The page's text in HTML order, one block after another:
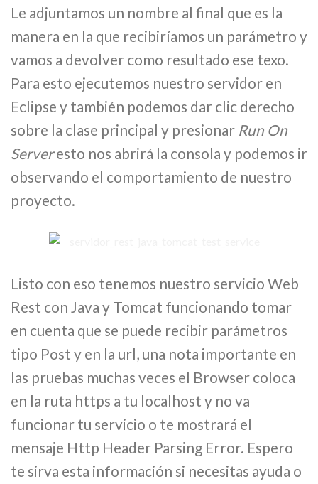
Le adjuntamos un nombre al final que es la
manera en la que recibiríamos un parámetro y
vamos a devolver como resultado ese texo.
Para esto ejecutemos nuestro servidor en
Eclipse y también podemos dar clic derecho
sobre la clase principal y presionar Run On
Serveresto nos abrirá la consola y podemos ir
observando el comportamiento de nuestro
proyecto.
Listo con eso tenemos nuestro servicio Web
Rest con Java y Tomcat funcionando tomar
en cuenta que se puede recibir parámetros
tipo Post y en la url, una nota importante en
las pruebas muchas veces el Browser coloca
en la ruta https a tu localhost y no va
funcionar tu servicio o te mostrará el
mensaje Http Header Parsing Error. Espero
te sirva esta información si necesitas ayuda o